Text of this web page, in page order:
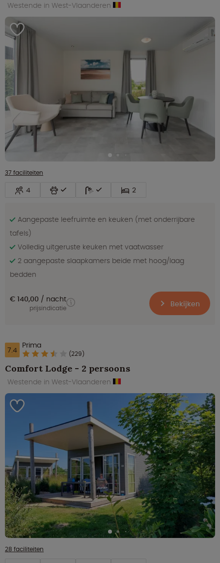
Westende in West-Vlaanderen
37 faciliteiten
4 2
Aangepaste leefruimte en keuken (met onderrijbare
tafels)
Volledig uitgeruste keuken met vaatwasser
2 aangepaste slaapkamers beide met hoog/laag
bedden
€ 140,00 nacht
prijsindicatie Bekijken
7.4 Prima
(229)
Comfort Lodge - 2 persoons
Westende in West-Vlaanderen
28 faciliteiten